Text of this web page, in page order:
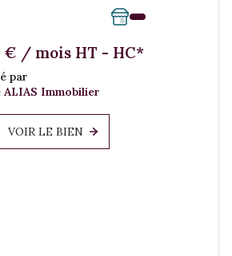
€ / mois HT - HC*
par
ALIAS Immobilier
VOIR LE BIEN